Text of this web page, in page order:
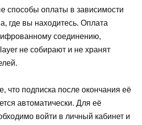
способы оплаты в зависимости
где вы находитесь. Оплата
соединению,
не собирают и не хранят
что подписка после окончания её
автоматически. Для её
войти в личный кабинет и